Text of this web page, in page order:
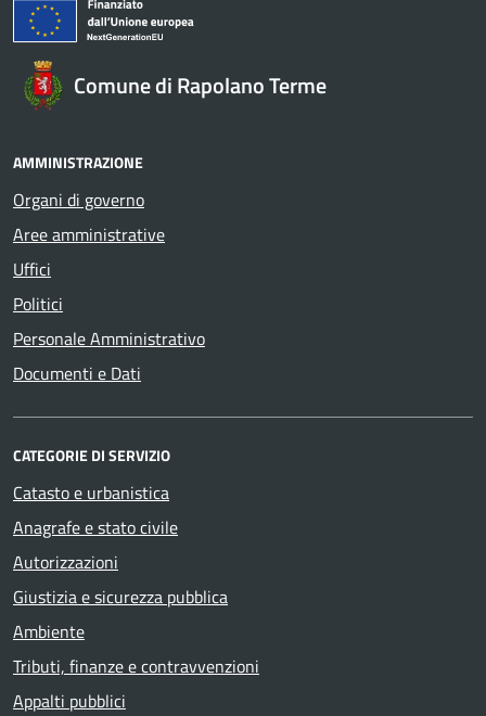
Comune di Rapolano Terme
AMMINISTRAZIONE
Organi di governo
Aree amministrative
Uffici
Politici
Personale Amministrativo
Documenti e Dati
CATEGORIE DI SERVIZIO
Catasto e urbanistica
Anagrafe e stato civile
Autorizzazioni
Giustizia e sicurezza pubblica
Ambiente
Tributi, finanze e contravvenzioni
Appalti pubblici